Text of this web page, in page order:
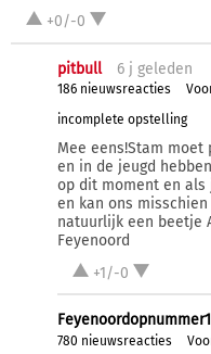
+0/-0
pitbull 6 j geleden
186 nieuwsreacties
incomplete opstelling
Mee eens!Stam
en in de jeugd
op dit moment en als
en kan ons
natuurlijk een beetje
Feyenoord
+1/-0
Feyenoordopnummer1
780 nieuwsreacties